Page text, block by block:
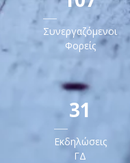
Συνεργαζόμενοι
Φορείς
31
Εκδηλώσεις
ΓΔ